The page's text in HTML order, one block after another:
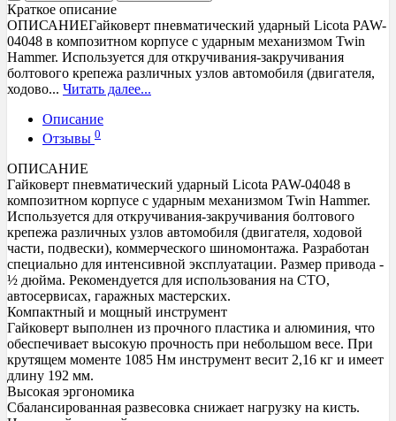
Краткое описание
ОПИСАНИЕГайковерт пневматический ударный Licota PAW-
04048 в композитном корпусе с ударным механизмом Twin
Hammer. Используется для откручивания-закручивания
болтового крепежа различных узлов автомобиля (двигателя,
ходово... Читать далее...
Описание
Отзывы 0
ОПИСАНИЕ
Гайковерт пневматический ударный Licota PAW-04048 в
композитном корпусе с ударным механизмом Twin Hammer.
Используется для откручивания-закручивания болтового
крепежа различных узлов автомобиля (двигателя, ходовой
части, подвески), коммерческого шиномонтажа. Разработан
специально для интенсивной эксплуатации. Размер привода -
½ дюйма. Рекомендуется для использования на СТО,
автосервисах, гаражных мастерских.
Компактный и мощный инструмент
Гайковерт выполнен из прочного пластика и алюминия, что
обеспечивает высокую прочность при небольшом весе. При
крутящем моменте 1085 Нм инструмент весит 2,16 кг и имеет
длину 192 мм.
Высокая эргономика
Сбалансированная развесовка снижает нагрузку на кисть.